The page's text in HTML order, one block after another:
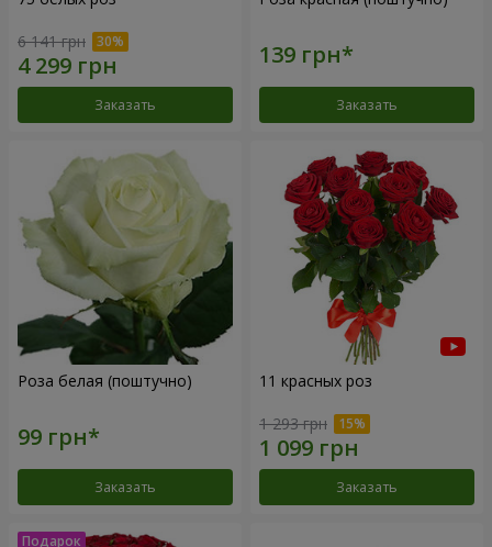
6 141 грн
Заказать Заказать
Роза белая (поштучно)
Заказать
11 красных роз
1 293 грн
Заказать